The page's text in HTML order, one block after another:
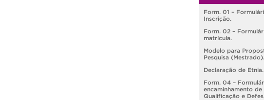
Form. 01 –
Inscrição.
Form. 02 –
matrícula.
Modelo para
Pesquisa (Mestrado).
Declaração de Etnia.
Form. 04 –
encaminhamento de
Qualificação e